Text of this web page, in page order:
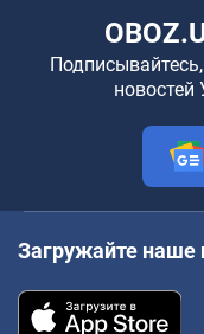
новостей
Загружайте наше